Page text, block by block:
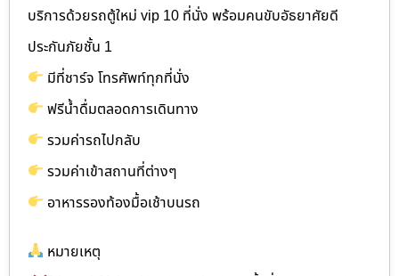
บริการด้วยรถตู้ใหม่ vip 10 ที่นั่ง พร้อมคนขับอัธยาศัยดี
ประกันภัยชั้น 1
มีที่ชาร์จ โทรศัพท์ทุกที่นั่ง
ฟรีน้ำดื่มตลอดการเดินทาง
รวมค่ารถไปกลับ
รวมค่าเข้าสถานที่ต่างๆ
อาหารรองท้องมื้อเช้าบนรถ
หมายเหตุ